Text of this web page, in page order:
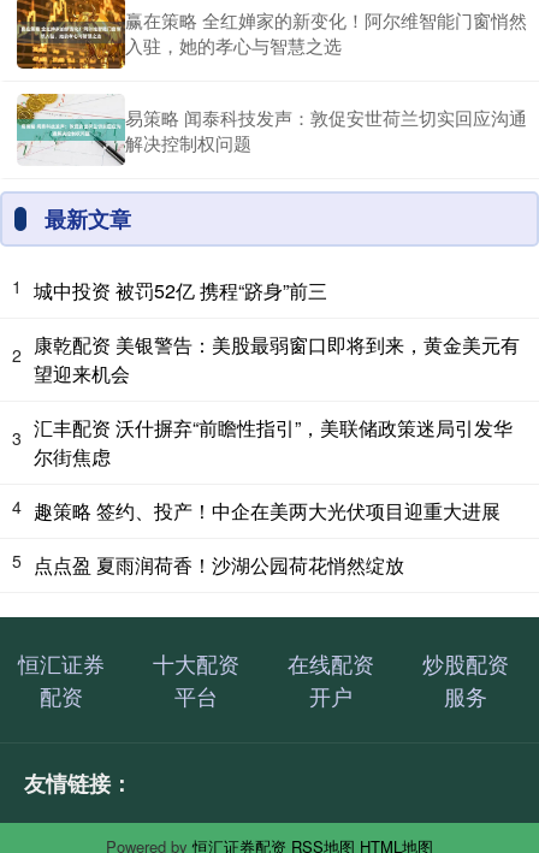
赢在策略 全红婵家的新变化！阿尔维智能门窗悄然
入驻，她的孝心与智慧之选
易策略 闻泰科技发声：敦促安世荷兰切实回应沟通
解决控制权问题
最新文章
1 城中投资 被罚52亿 携程“跻身”前三
2 康乾配资 美银警告：美股最弱窗口即将到来，黄金美元有
望迎来机会
3 汇丰配资 沃什摒弃“前瞻性指引”，美联储政策迷局引发华
尔街焦虑
4 趣策略 签约、投产！中企在美两大光伏项目迎重大进展
5 点点盈 夏雨润荷香！沙湖公园荷花悄然绽放
恒汇证券
配资
十大配资
平台
在线配资
开户
炒股配资
服务
友情链接：
Powered by恒汇证券配资 RSS地图 HTML地图